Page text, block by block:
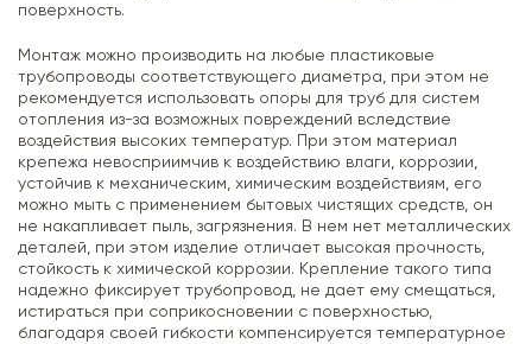
поверхность.
Монтаж можно производить на любые пластиковые
трубопроводы соответствующего диаметра, при этом не
рекомендуется использовать опоры для труб для систем
отопления из-за возможных повреждений вследствие
воздействия высоких температур. При этом материал
крепежа невосприимчив к воздействию влаги, коррозии,
устойчив к механическим, химическим воздействиям, его
можно мыть с применением бытовых чистящих средств, он
не накапливает пыль, загрязнения. В нем нет металлических
деталей, при этом изделие отличает высокая прочность,
стойкость к химической коррозии. Крепление такого типа
надежно фиксирует трубопровод, не дает ему смещаться,
истираться при соприкосновении с поверхностью,
благодаря своей гибкости компенсируется температурное